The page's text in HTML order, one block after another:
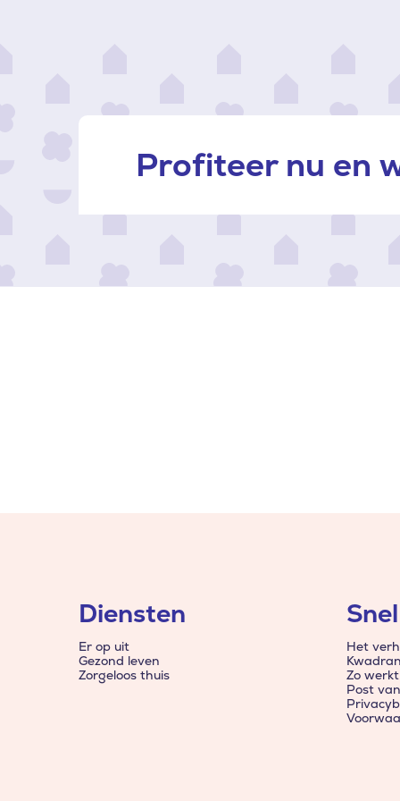
Profiteer nu en
Diensten
Er op uit
Gezond leven
Zorgeloos thuis
Het
Zo
Post